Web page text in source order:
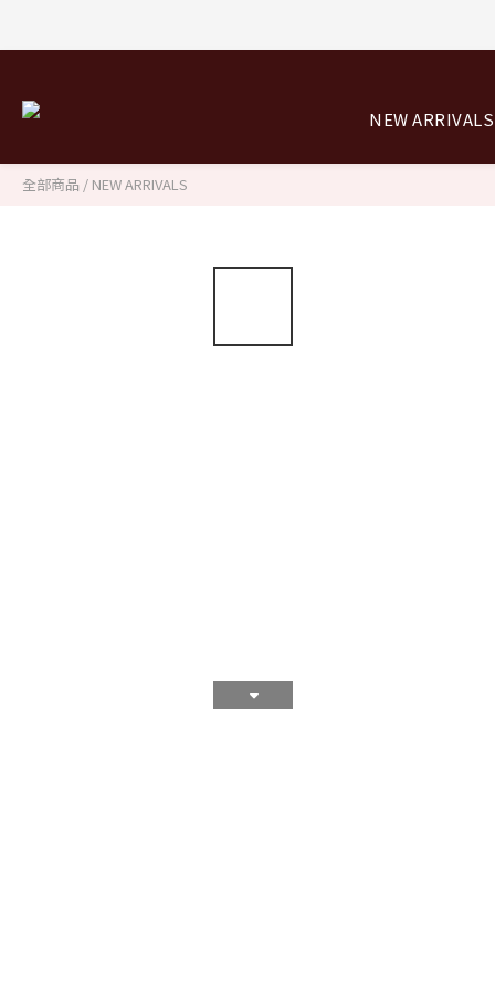
8/
NEW ARRIVALS
全部商品 / NEW ARRIVALS